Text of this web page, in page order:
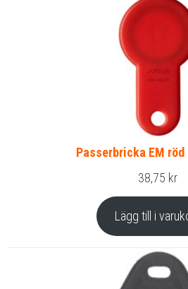
Passerbricka EM röd
38,75 kr
Lägg till i